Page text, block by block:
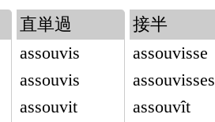
直単過
assouvis
assouvis
assouvit
接半
assouvisse
assouvisses
assouvît